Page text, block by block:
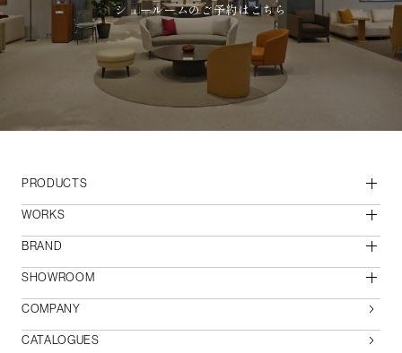
ショールームのご予約はこちら
PRODUCTS
WORKS
BRAND
SHOWROOM
COMPANY
CATALOGUES